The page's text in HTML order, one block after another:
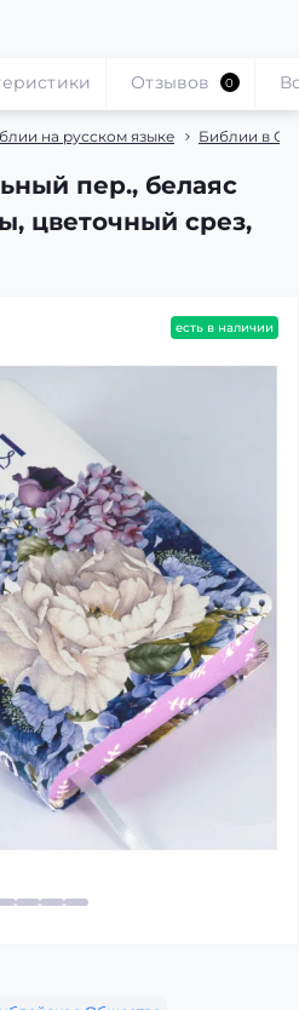
на русском языке Библии в
пер., белаяс
цветочный срез,
Отзывов 0
есть в наличии